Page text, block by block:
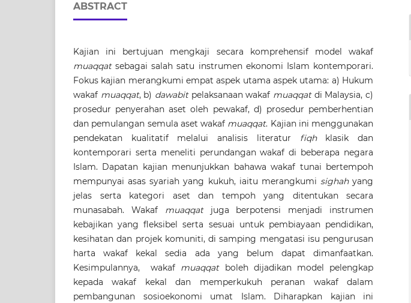
ABSTRACT
Kajian ini bertujuan mengkaji secara komprehensif model wakaf
muaqqatsebagai salah satu instrumen ekonomi Islam kontemporari.
Fokus kajian merangkumi empat aspek utama aspek utama: a) Hukum
wakaf muaqqat, b) dawabitpelaksanaan wakaf muaqqatdi Malaysia, c)
prosedur penyerahan aset oleh pewakaf, d) prosedur pemberhentian
dan pemulangan semula aset wakaf muaqqat. Kajian ini menggunakan
pendekatan kualitatif melalui analisis literatur fiqhklasik dan
kontemporari serta meneliti perundangan wakaf di beberapa negara
Islam. Dapatan kajian menunjukkan bahawa wakaf tunai bertempoh
mempunyai asas syariah yang kukuh, iaitu merangkumi sighahyang
jelas serta kategori aset dan tempoh yang ditentukan secara
munasabah. Wakaf muaqqatjuga berpotensi menjadi instrumen
kebajikan yang fleksibel serta sesuai untuk pembiayaan pendidikan,
kesihatan dan projek komuniti, di samping mengatasi isu pengurusan
harta wakaf kekal sedia ada yang belum dapat dimanfaatkan.
Kesimpulannya, wakaf muaqqatboleh dijadikan model pelengkap
kepada wakaf kekal dan memperkukuh peranan wakaf dalam
pembangunan sosioekonomi umat Islam. Diharapkan kajian ini